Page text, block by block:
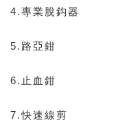
4.專業脫鈎器
5.路亞鉗
6.止血鉗
7.快速線剪